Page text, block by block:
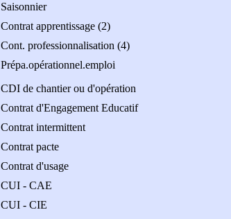
Saisonnier
Contrat apprentissage (2)
Cont. professionnalisation (4)
Prépa.opérationnel.emploi
CDI de chantier ou d'opération
Contrat d'Engagement Educatif
Contrat intermittent
Contrat pacte
Contrat d'usage
CUI - CAE
CUI - CIE